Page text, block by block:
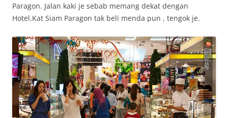
Paragon. Jalan kaki je sebab memang dekat dengan
Hotel.Kat Siam Paragon tak beli menda pun , tengok je.